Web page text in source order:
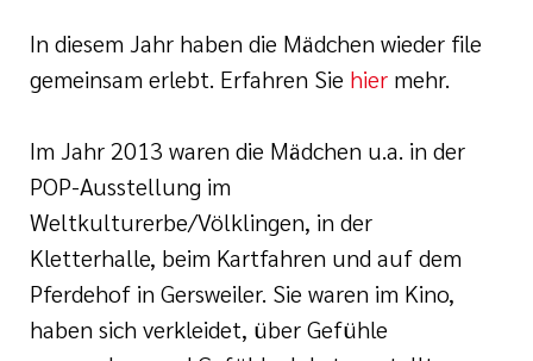
In diesem Jahr haben die Mädchen wieder file
gemeinsam erlebt. Erfahren Sie hier mehr.
Im Jahr 2013 waren die Mädchen u.a. in der
POP-Ausstellung im
Weltkulturerbe/Völklingen, in der
Kletterhalle, beim Kartfahren und auf dem
Pferdehof in Gersweiler. Sie waren im Kino,
haben sich verkleidet, über Gefühle